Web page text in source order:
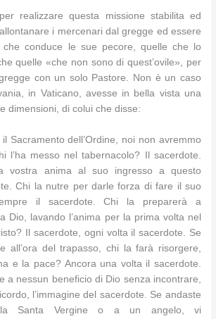
realizzare questa missione stabilita ed
i mercenari dal gregge ed essere
che conduce le sue pecore, quelle che lo
quelle «che non sono di quest’ovile», per
con un solo Pastore. Non è un caso
in Vaticano, avesse in bella vista una
dimensioni, di colui che disse:
Sacramento dell’Ordine, noi non avremmo
l’ha messo nel tabernacolo? Il sacerdote.
vostra anima al suo ingresso a questo
Chi la nutre per darle forza di fare il suo
il sacerdote. Chi la preparerà a
Dio, lavando l’anima per la prima volta nel
Il sacerdote, ogni volta il sacerdote. Se
all’ora del trapasso, chi la farà risorgere,
e la pace? Ancora una volta il sacerdote.
a nessun beneficio di Dio senza incontrare,
l’immagine del sacerdote. Se andaste
Santa Vergine o a un angelo, vi